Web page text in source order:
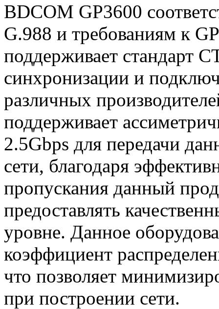
BDCOM GP3600
G.988 и требованиям к
поддерживает стандарт
синхронизации и
различных
поддерживает
2.5Gbps для передачи
сети, благодаря
пропускания данный
предоставлять
уровне. Данное
коэффициент
что позволяет
при построении сети.